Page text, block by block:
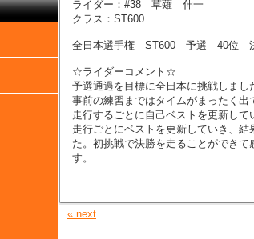
ライダー：#38 草薙 伸一
クラス：ST600
全日本選手権 ST600 予選 40位
☆ライダーコメント☆
予選通過を目標に全日本に挑戦しまし
事前の練習まではタイムがまったく
走行するごとに自己ベストを更新し
走行ごとにベストを更新していき、結
た。初挑戦で決勝を走ることができ
す。
« next